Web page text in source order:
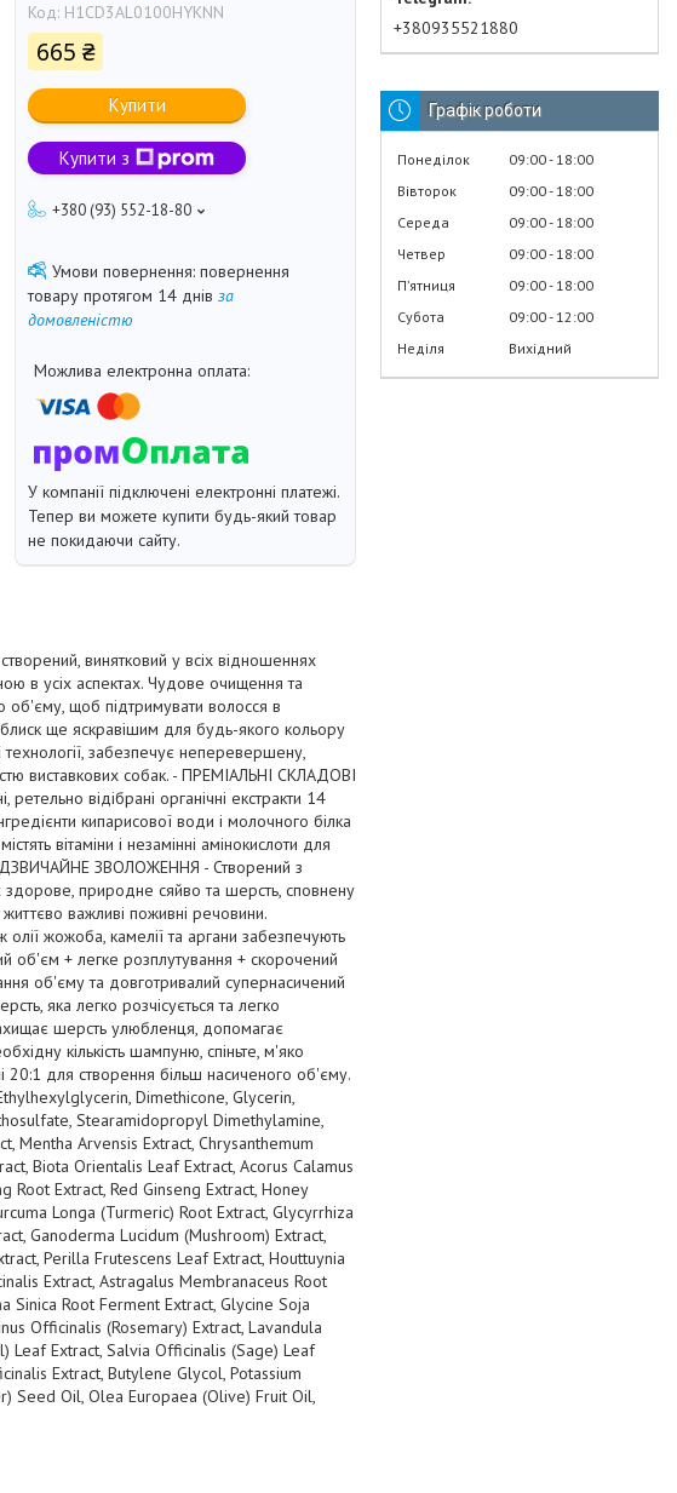
Код: H1CD3AL0100HYKNN
665 ₴
Купити
Купити з
+380 (93) 552-18-80
повернення
товару протягом 14 днів за
домовленістю
У компанії підключені електронні платежі.
Тепер ви можете купити будь-який товар
не покидаючи сайту.
винятковий у всіх відношеннях
в усіх аспектах. Чудове очищення та
об'єму, щоб підтримувати волосся в
ще яскравішим для будь-якого кольору
забезпечує неперевершену,
виставкових собак. - ПРЕМІАЛЬНІ СКЛАДОВІ
відібрані органічні екстракти 14
кипарисової води і молочного білка
вітаміни і незамінні амінокислоти для
ЗВОЛОЖЕННЯ - Створений з
здорове, природне сяйво та шерсть, сповнену
життєво важливі поживні речовини.
олії жожоба, камелії та аргани забезпечують
об'єм + легке розплутування + скорочений
об'єму та довготривалий супернасичений
яка легко розчісується та легко
шерсть улюбленця, допомагає
кількість шампуню, спіньте, м'яко
20:1 для створення більш насиченого об'єму.
Dimethicone, Glycerin,
Stearamidopropyl Dimethylamine,
Mentha Arvensis Extract, Chrysanthemum
Biota Orientalis Leaf Extract, Acorus Calamus
Root Extract, Red Ginseng Extract, Honey
Longa (Turmeric) Root Extract, Glycyrrhiza
Ganoderma Lucidum (Mushroom) Extract,
Perilla Frutescens Leaf Extract, Houttuynia
Extract, Astragalus Membranaceus Root
Sinica Root Ferment Extract, Glycine Soja
Officinalis (Rosemary) Extract, Lavandula
Leaf Extract, Salvia Officinalis (Sage) Leaf
Extract, Butylene Glycol, Potassium
Seed Oil, Olea Europaea (Olive) Fruit Oil,
+380935521880
Графік роботи
Понеділок 09:00 18:00
Вівторок
09:00 18:00
Середа
09:00 18:00
Четвер
09:00 18:00
Пʼятниця
09:00 18:00
Субота
09:00 12:00
Неділя
Вихідний